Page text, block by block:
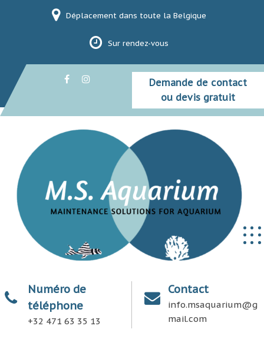
Déplacement dans toute la Belgique
Sur rendez-vous
Demande de contact
ou devis gratuit
Numéro de
téléphone
+32 471 63 35 13
Contact
info.msaquarium@g
mail.com